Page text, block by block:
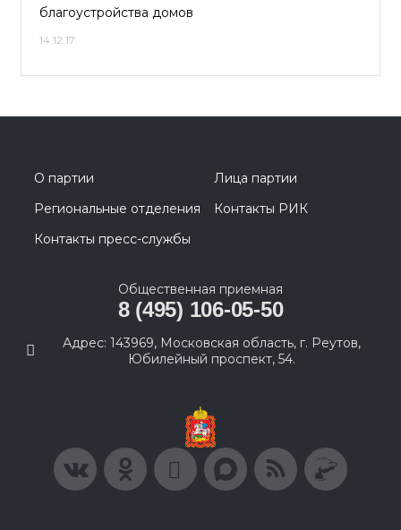
благоустройства домов
14.12.17
О партии
Лица партии
Региональные отделения
Контакты РИК
Контакты пресс-службы
Общественная приемная
8 (495) 106-05-50
Адрес: 143969, Московская область, г. Реутов,
Юбилейный проспект, 54.